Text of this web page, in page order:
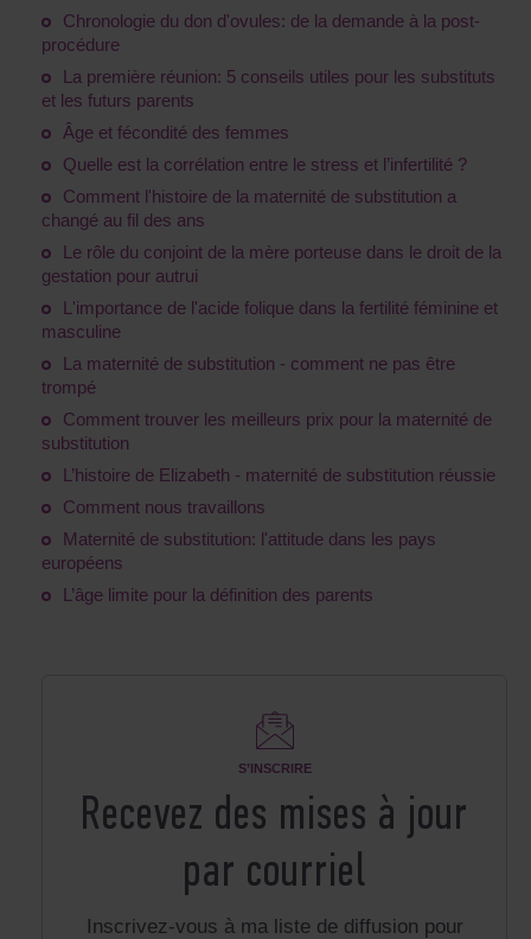
Chronologie du don d'ovules: de la demande à la post-
procédure
La première réunion: 5 conseils utiles pour les substituts
et les futurs parents
Âge et fécondité des femmes
Quelle est la corrélation entre le stress et l’infertilité ?
Comment l'histoire de la maternité de substitution a
changé au fil des ans
Le rôle du conjoint de la mère porteuse dans le droit de la
gestation pour autrui
L'importance de l'acide folique dans la fertilité féminine et
masculine
La maternité de substitution - comment ne pas être
trompé
Comment trouver les meilleurs prix pour la maternité de
substitution
L’histoire de Elizabeth - maternité de substitution réussie
Comment nous travaillons
Maternité de substitution: l'attitude dans les pays
européens
L’âge limite pour la définition des parents
S’INSCRIRE
Recevez des mises à jour
par courriel
Inscrivez-vous à ma liste de diffusion pour